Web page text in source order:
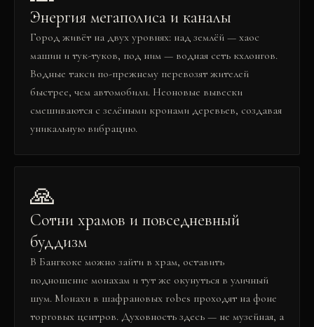
Энергия мегаполиса и каналы
Город живёт на двух уровнях: над землёй — хаос
машин и тук-туков, под ним — водная сеть кхлонгов.
Водные такси по-прежнему перевозят жителей
быстрее, чем автомобили. Неоновые вывески
смешиваются с зелёными кронами деревьев, создавая
уникальную вибрацию.
🙏
Сотни храмов и повседневный
буддизм
В Бангкоке можно зайти в храм, оставить
подношение монахам и тут же окунуться в уличный
шум. Монахи в шафрановых robes проходят на фоне
торговых центров. Духовность здесь — не музейная, а